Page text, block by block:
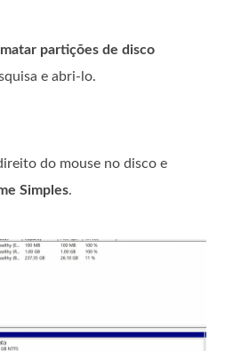
partições de disco
e abri-lo.
do mouse no disco e
Simples.